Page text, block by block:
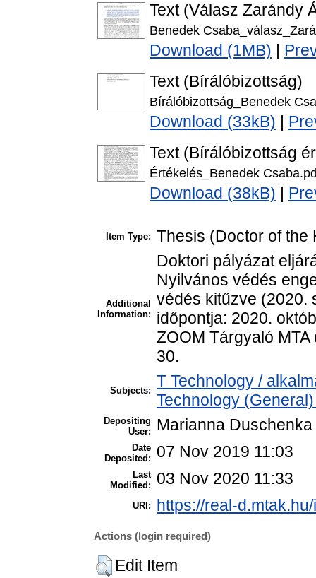
Text (Válasz Zarándy
Benedek
Download (1MB)
Text (Bírálóbizottság)
Bírálóbizottság_Benedek
Download (33kB)
Text (Bírálóbizottság
Értékelés_Benedek
Download (38kB)
Item Type: Thesis (Doctor of the
Additional
Information:
Doktori pályázat
Nyilvános védés
védés kitűzve (2020.
időpontja: 2020.
ZOOM Tárgyaló
30.
Subjects:
T Technology /
Technology
Depositing
User:
Marianna Duschenka
Date
Deposited:
07 Nov 2019 11:03
Last
Modified:
03 Nov 2020 11:33
URI: https://real-
Actions (login required)
Edit Item